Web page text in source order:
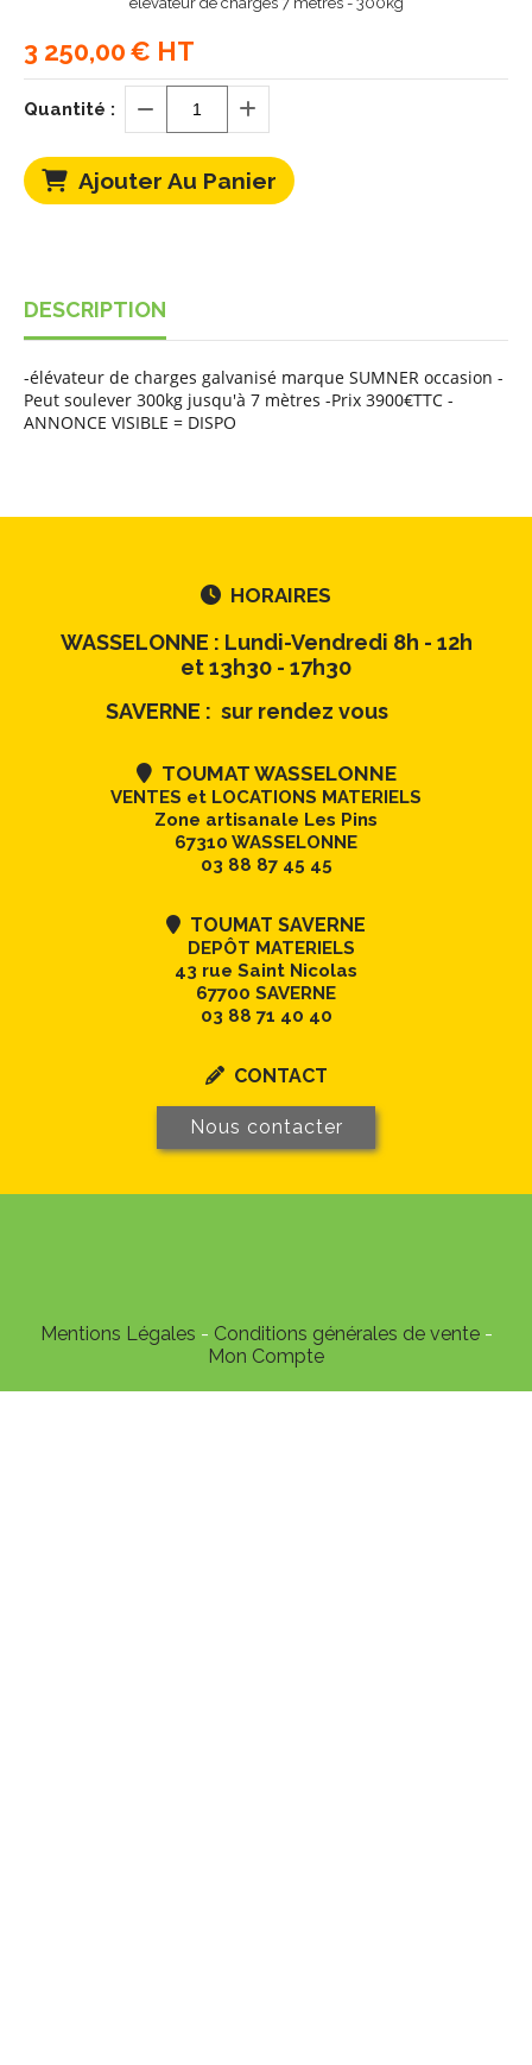
3 250,00€ HT
Quantité :
Ajouter Au Panier
DESCRIPTION
-élévateur de charges galvanisé marque SUMNER occasion -
Peut soulever 300kg jusqu'à 7 mètres -Prix 3900€TTC -
ANNONCE VISIBLE = DISPO
 HORAIRES
WASSELONNE : Lundi-Vendredi 8h - 12h
et 13h30 - 17h30
SAVERNE : sur rendez vous
TOUMAT WASSELONNE
VENTES et LOCATIONS MATERIELS
Zone artisanale Les Pins
67310 WASSELONNE
03 88 87 45 45
 TOUMAT SAVERNE
DEPÔT MATERIELS
43 rue Saint Nicolas
67700 SAVERNE
03 88 71 40 40
CONTACT
Nous contacter
Mentions Légales
Conditions générales de vente
Mon Compte